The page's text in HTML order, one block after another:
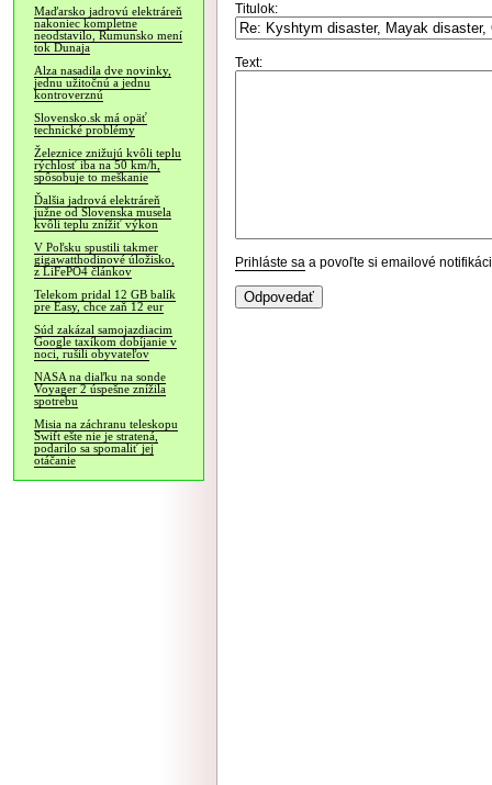
Maďarsko jadrovú elektráreň
nakoniec kompletne
neodstavilo, Rumunsko mení
tok Dunaja
Alza nasadila dve novinky,
jednu užitočnú a jednu
kontroverznú
Slovensko.sk má opäť
technické problémy
Železnice znižujú kvôli teplu
rýchlosť iba na 50 km/h,
spôsobuje to meškanie
Ďalšia jadrová elektráreň
južne od Slovenska musela
kvôli teplu znížiť výkon
V Poľsku spustili takmer
gigawatthodinové úložisko,
z LiFePO4 článkov
Telekom pridal 12 GB balík
pre Easy, chce zaň 12 eur
Súd zakázal samojazdiacim
Google taxíkom dobíjanie v
noci, rušili obyvateľov
NASA na diaľku na sonde
Voyager 2 úspešne znížila
spotrebu
Misia na záchranu teleskopu
Swift ešte nie je stratená,
podarilo sa spomaliť jej
otáčanie
Titulok:
Text:
Prihláste sa a povoľte si emailové